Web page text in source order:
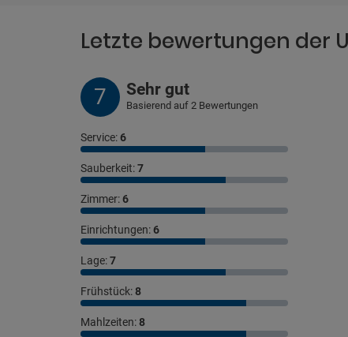
Letzte bewertungen der
7 Sehr gut
Basierend auf 2 Bewertungen
Service:6
Sauberkeit:7
Zimmer:6
Einrichtungen:6
Lage:7
Frühstück:8
Mahlzeiten:8